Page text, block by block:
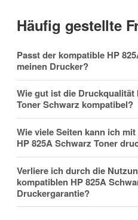
Nachname
Firma
Häufig gestellte
Passt der kompatible HP
meinen Drucker?
Wie gut ist die Druckqualität
Toner Schwarz kompatibel?
Wie viele Seiten kann ich
HP 825A Schwarz Toner
Verliere ich durch die
kompatiblen HP 825A
Druckergarantie?